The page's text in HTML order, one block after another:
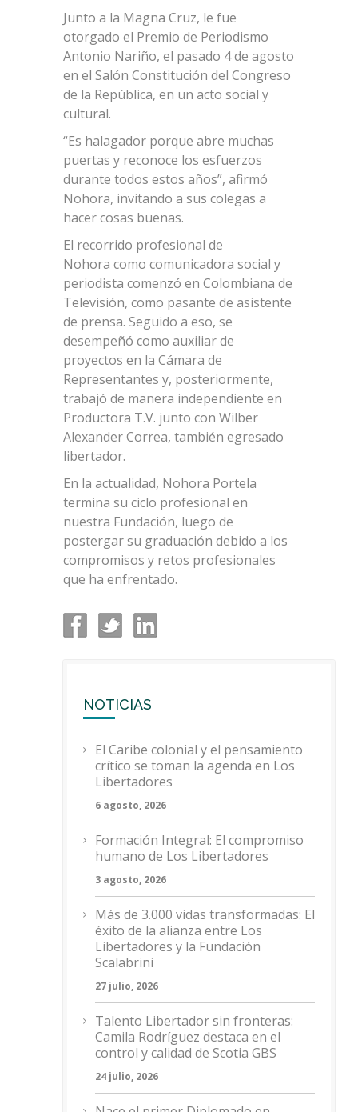
Junto a la Magna Cruz, le fue
otorgado el Premio de Periodismo
Antonio Nariño, el pasado 4 de agosto
en el Salón Constitución del Congreso
de la República, en un acto social y
cultural.
“Es halagador porque abre muchas
puertas y reconoce los esfuerzos
durante todos estos años”, afirmó
Nohora, invitando a sus colegas a
hacer cosas buenas.
El recorrido profesional de
Nohora como comunicadora social y
periodista comenzó en Colombiana de
Televisión, como pasante de asistente
de prensa. Seguido a eso, se
desempeñó como auxiliar de
proyectos en la Cámara de
Representantes y, posteriormente,
trabajó de manera independiente en
Productora T.V. junto con Wilber
Alexander Correa, también egresado
libertador.
En la actualidad, Nohora Portela
termina su ciclo profesional en
nuestra Fundación, luego de
postergar su graduación debido a los
compromisos y retos profesionales
que ha enfrentado.
NOTICIAS
El Caribe colonial y el pensamiento
crítico se toman la agenda en Los
Libertadores
6 agosto, 2026
Formación Integral: El compromiso
humano de Los Libertadores
3 agosto, 2026
Más de 3.000 vidas transformadas: El
éxito de la alianza entre Los
Libertadores y la Fundación
Scalabrini
27 julio, 2026
Talento Libertador sin fronteras:
Camila Rodríguez destaca en el
control y calidad de Scotia GBS
24 julio, 2026